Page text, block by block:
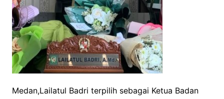
Medan,Lailatul Badri terpilih sebagai Ketua Badan